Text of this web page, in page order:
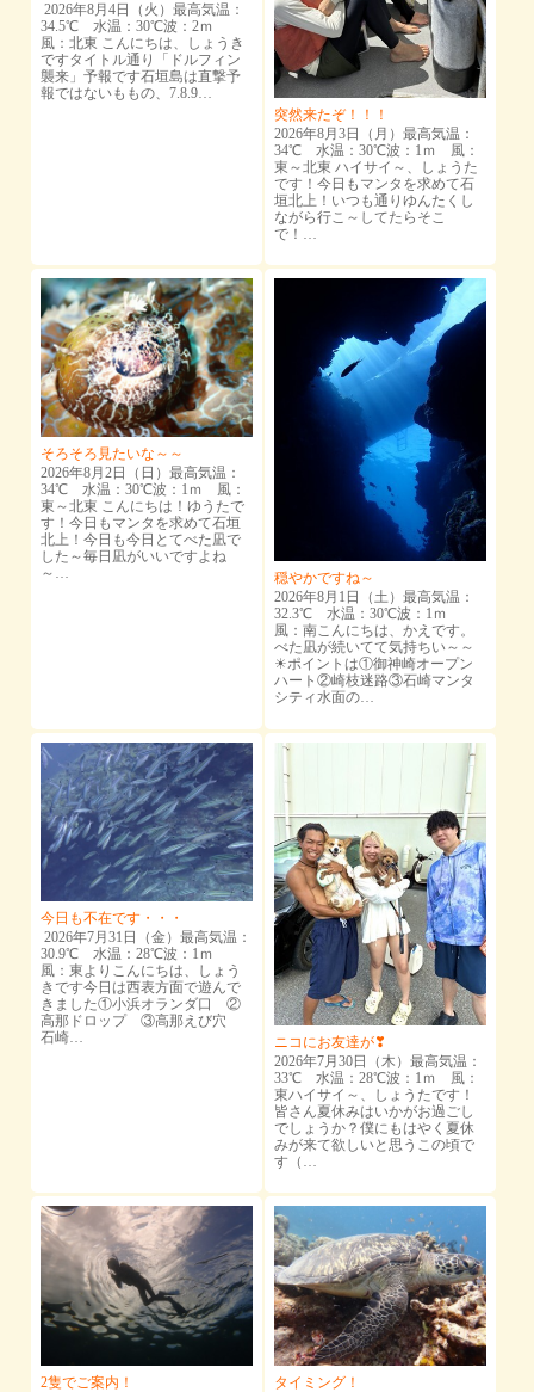
2026年8月4日（火）最高気温：
34.5℃ 水温：30℃波：2ｍ
風：北東 こんにちは、しょうき
ですタイトル通り「ドルフィン
襲来」予報です石垣島は直撃予
報ではないももの、7.8.9…
突然来たぞ！！！
2026年8月3日（月）最高気温：
34℃ 水温：30℃波：1ｍ 風：
東～北東 ハイサイ～、しょうた
です！今日もマンタを求めて石
垣北上！いつも通りゆんたくし
ながら行こ～してたらそこ
で！…
そろそろ見たいな～～
2026年8月2日（日）最高気温：
34℃ 水温：30℃波：1ｍ 風：
東～北東 こんにちは！ゆうたで
す！今日もマンタを求めて石垣
北上！今日も今日とてべた凪で
した～毎日凪がいいですよね
～…
穏やかですね～
2026年8月1日（土）最高気温：
32.3℃ 水温：30℃波：1ｍ
風：南こんにちは、かえです。
べた凪が続いてて気持ちい～～
☀ポイントは①御神崎オープン
ハート②崎枝迷路③石崎マンタ
シティ水面の…
今日も不在です・・・
2026年7月31日（金）最高気温：
30.9℃ 水温：28℃波：1ｍ
風：東よりこんにちは、しょう
きです今日は西表方面で遊んで
きました①小浜オランダ口 ②
高那ドロップ ③高那えび穴
石崎…
ニコにお友達が❣
2026年7月30日（木）最高気温：
33℃ 水温：28℃波：1ｍ 風：
東ハイサイ～、しょうたです！
皆さん夏休みはいかがお過ごし
でしょうか？僕にもはやく夏休
みが来て欲しいと思うこの頃で
す（…
2隻でご案内！
タイミング！